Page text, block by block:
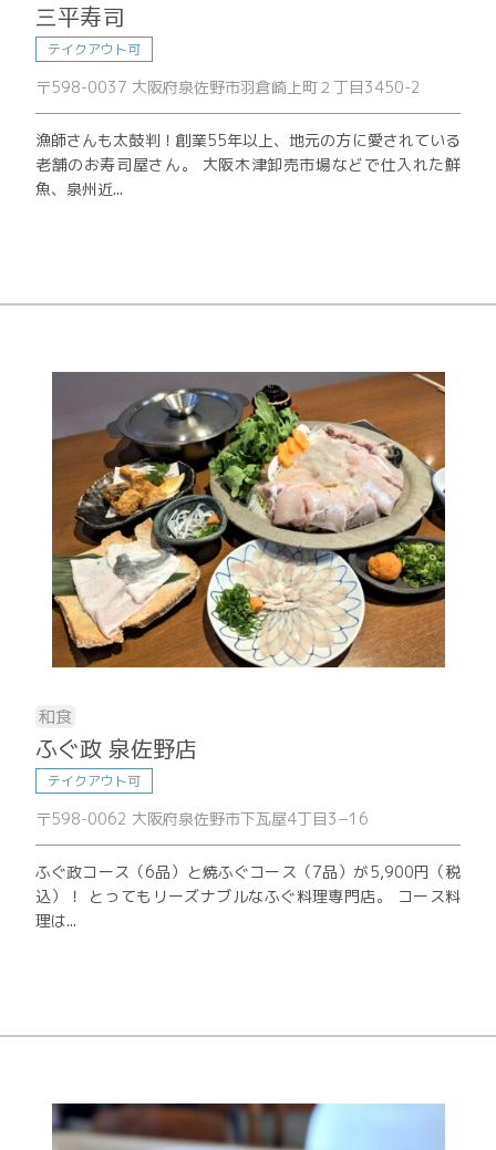
三平寿司
テイクアウト可
〒598-0037 大阪府泉佐野市羽倉崎上町２丁目3450-2
漁師さんも太鼓判！創業55年以上、地元の方に愛されている
老舗のお寿司屋さん。 大阪木津卸売市場などで仕入れた鮮
魚、泉州近...
和食
ふぐ政 泉佐野店
テイクアウト可
〒598-0062 大阪府泉佐野市下瓦屋4丁目3−16
ふぐ政コース（6品）と焼ふぐコース（7品）が5,900円（税
込）！ とってもリーズナブルなふぐ料理専門店。 コース料
理は...